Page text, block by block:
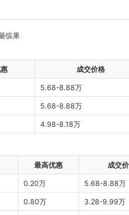
成交价格
5.68-8.88万
5.68-8.88万
4.98-8.18万
最高优惠 成交
0.20万 5.68-8.88万
0.80万 3.28-9.99万